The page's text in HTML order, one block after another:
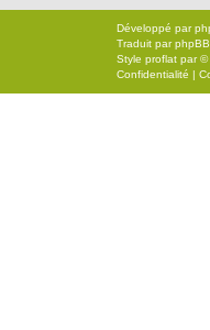
Développé par
Traduit par
Style proflat par ©
Confidentialité |